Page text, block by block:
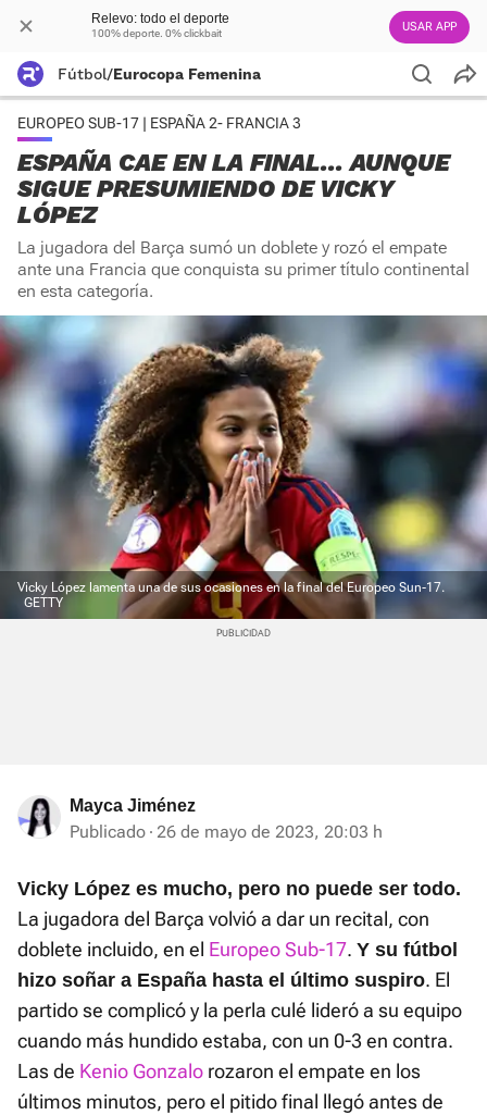
Relevo: todo el deporte
100% deporte. 0% clickbait USAR APP
Fútbol/Eurocopa Femenina
EUROPEO SUB-17 | ESPAÑA 2- FRANCIA 3
ESPAÑA CAE EN LA FINAL... AUNQUE
SIGUE PRESUMIENDO DE VICKY
LÓPEZ
La jugadora del Barça sumó un doblete y rozó el empate
ante una Francia que conquista su primer título continental
en esta categoría.
Vicky López lamenta una de sus ocasiones en la final del Europeo Sun-17.
GETTY
Mayca Jiménez
Publicado 26 de mayo de 2023, 20:03 h
Vicky López es mucho, pero no puede ser todo.
La jugadora del Barça volvió a dar un recital, con
doblete incluido, en el Europeo Sub-17. Y su fútbol
hizo soñar a España hasta el último suspiro. El
partido se complicó y la perla culé lideró a su equipo
cuando más hundido estaba, con un 0-3 en contra.
Las de Kenio Gonzalo rozaron el empate en los
últimos minutos, pero el pitido final llegó antes de